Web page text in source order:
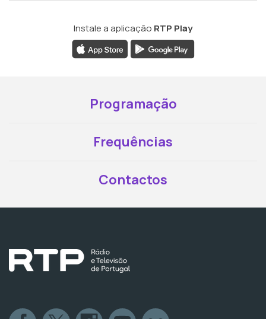
Instale a aplicação RTP Play
Programação
Frequências
Contactos